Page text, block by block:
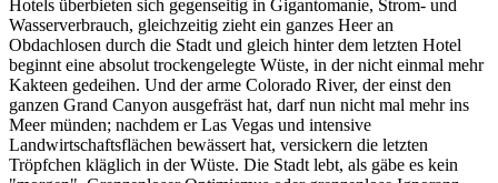
Hotels überbieten sich gegenseitig in Gigantomanie, Strom- und
Wasserverbrauch, gleichzeitig zieht ein ganzes Heer an
Obdachlosen durch die Stadt und gleich hinter dem letzten Hotel
beginnt eine absolut trockengelegte Wüste, in der nicht einmal mehr
Kakteen gedeihen. Und der arme Colorado River, der einst den
ganzen Grand Canyon ausgefräst hat, darf nun nicht mal mehr ins
Meer münden; nachdem er Las Vegas und intensive
Landwirtschaftsflächen bewässert hat, versickern die letzten
Tröpfchen kläglich in der Wüste. Die Stadt lebt, als gäbe es kein